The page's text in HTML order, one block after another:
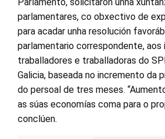
parlamentares, co obxectivo de
para acadar unha resolución
parlamentario correspondente, aos
traballadores e traballadoras do
Galicia, baseada no incremento da
do persoal de tres meses.
as súas economías coma para o
conclúen.